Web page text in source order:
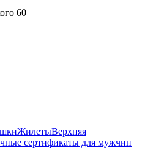
60
ЖилетыВерхняя
сертификаты для мужчин